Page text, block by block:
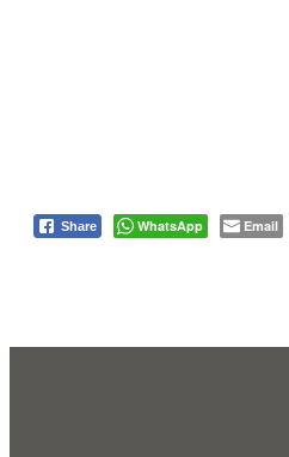
Share WhatsApp Email